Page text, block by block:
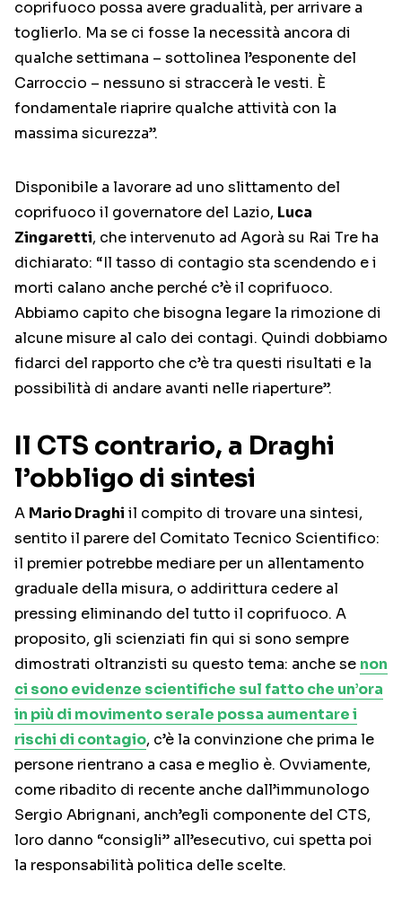
coprifuoco possa avere gradualità, per arrivare a
toglierlo. Ma se ci fosse la necessità ancora di
qualche settimana – sottolinea l’esponente del
Carroccio – nessuno si straccerà le vesti. È
fondamentale riaprire qualche attività con la
massima sicurezza”.
Disponibile a lavorare ad uno slittamento del
coprifuoco il governatore del Lazio, Luca
Zingaretti, che intervenuto ad Agorà su Rai Tre ha
dichiarato: “Il tasso di contagio sta scendendo e i
morti calano anche perché c’è il coprifuoco.
Abbiamo capito che bisogna legare la rimozione di
alcune misure al calo dei contagi. Quindi dobbiamo
fidarci del rapporto che c’è tra questi risultati e la
possibilità di andare avanti nelle riaperture”.
Il CTS contrario, a Draghi
l’obbligo di sintesi
A Mario Draghi il compito di trovare una sintesi,
sentito il parere del Comitato Tecnico Scientifico:
il premier potrebbe mediare per un allentamento
graduale della misura, o addirittura cedere al
pressing eliminando del tutto il coprifuoco. A
proposito, gli scienziati fin qui si sono sempre
dimostrati oltranzisti su questo tema: anche se non
ci sono evidenze scientifiche sul fatto che un’ora
in più di movimento serale possa aumentare i
rischi di contagio, c’è la convinzione che prima le
persone rientrano a casa e meglio è. Ovviamente,
come ribadito di recente anche dall’immunologo
Sergio Abrignani, anch’egli componente del CTS,
loro danno “consigli” all’esecutivo, cui spetta poi
la responsabilità politica delle scelte.